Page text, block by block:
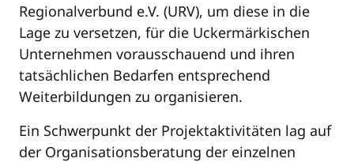
Regionalverbund e.V. (URV), um diese in die
Lage zu versetzen, für die Uckermärkischen
Unternehmen vorausschauend und ihren
tatsächlichen Bedarfen entsprechend
Weiterbildungen zu organisieren.
Ein Schwerpunkt der Projektaktivitäten lag auf
der Organisationsberatung der einzelnen